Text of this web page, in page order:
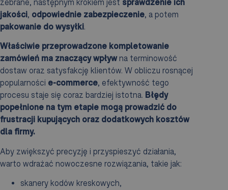
zebrane, następnym krokiem jest sprawdzenie ich
jakości, odpowiednie zabezpieczenie, a potem
pakowanie do wysyłki.
Właściwie przeprowadzone kompletowanie
zamówień ma znaczący wpływna terminowość
dostaw oraz satysfakcję klientów. W obliczu rosnącej
popularności e-commerce, efektywność tego
procesu staje się coraz bardziej istotna. Błędy
popełnione na tym etapie mogą prowadzić do
frustracji kupujących oraz dodatkowych kosztów
dla firmy.
Aby zwiększyć precyzję i przyspieszyć działania,
warto wdrażać nowoczesne rozwiązania, takie jak:
skanery kodów kreskowych,